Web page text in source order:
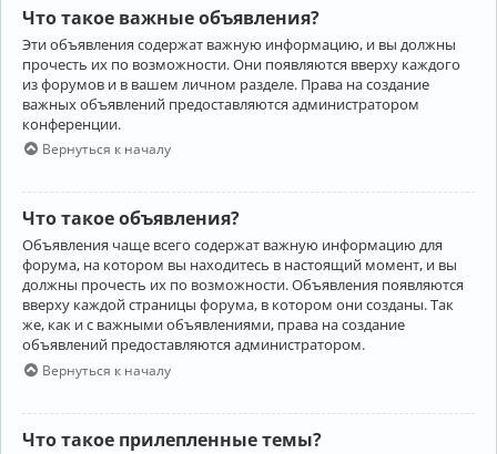
Что такое важные объявления?
Эти объявления содержат важную информацию, и вы должны
прочесть их по возможности. Они появляются вверху каждого
из форумов и в вашем личном разделе. Права на создание
важных объявлений предоставляются администратором
конференции.
Вернуться к началу
Что такое объявления?
Объявления чаще всего содержат важную информацию для
форума, на котором вы находитесь в настоящий момент, и вы
должны прочесть их по возможности. Объявления появляются
вверху каждой страницы форума, в котором они созданы. Так
же, как и с важными объявлениями, права на создание
объявлений предоставляются администратором.
Вернуться к началу
Что такое прилепленные темы?